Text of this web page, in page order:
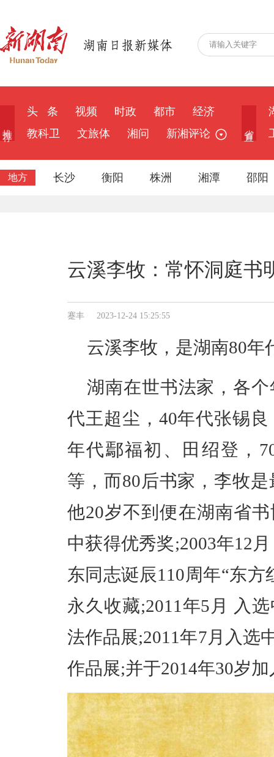
头 条 视频 时政 都市
经济
教科卫
文旅体 湘问 新湘评论
地方 长沙 衡阳 株洲 湘潭 邵阳
云溪李牧：常怀洞庭书
蹇丰 2023-12-24 15:25:55
云溪李牧，是湖南80年
湖南在世书法家，各
代王超尘，40年代张锡
年代鄢福初、田绍登，
等，而80后书家，李牧
他20岁不到便在湖南省
中获得优秀奖;2003年12
东同志诞辰110周年“东
永久收藏;2011年5月 入
法作品展;2011年7月入选
作品展;并于2014年30岁